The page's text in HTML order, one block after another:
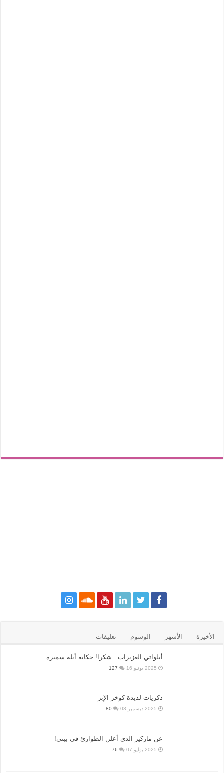
الأخيرة الأشهر الوسوم تعليقات
أبلواتي العزيزات.. شكرا! حكاية أبلة سميرة
2025 يونيو 16 127
ذكريات لذيذة كوخز الإبر
2025 ديسمبر 03 80
عن ماركيز الذي أعلن الطوارئ في بيتي!
2025 يوليو 07 76